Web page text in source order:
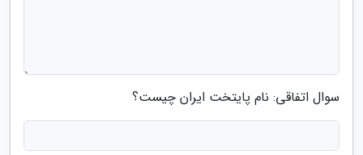
سوال اتفاقی: نام پایتخت ایران چیست؟